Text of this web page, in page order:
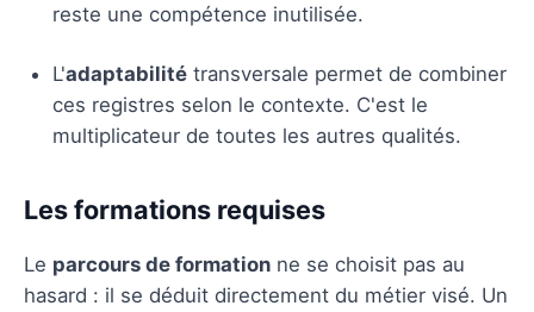
reste une compétence inutilisée.
L'adaptabilité transversale permet de combiner
ces registres selon le contexte. C'est le
multiplicateur de toutes les autres qualités.
Les formations requises
Le parcours de formation ne se choisit pas au
hasard : il se déduit directement du métier visé. Un